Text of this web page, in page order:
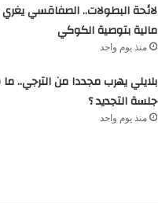
لائحة البطولات.. الصفاقسي
مالية بتوصية الكوكي
منذ يوم واحد
بلايلي يهرب مجددا من الترجي..
جلسة التجديد ؟
منذ يوم واحد